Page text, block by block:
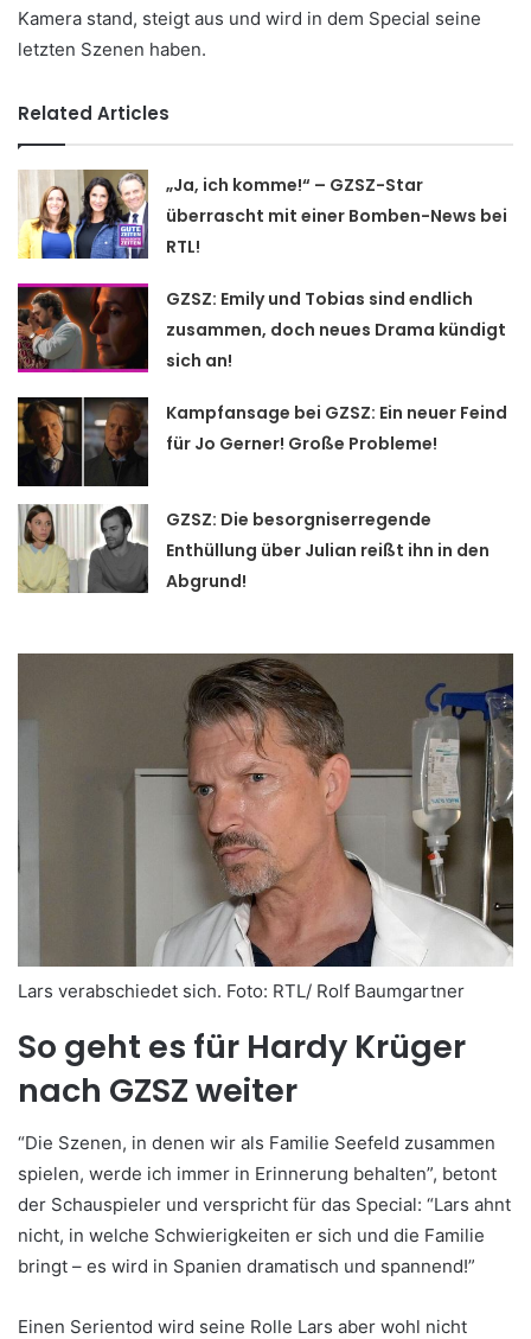
Kamera stand, steigt aus und wird in dem Special seine
letzten Szenen haben.
Related Articles
„Ja, ich komme!“ – GZSZ-Star
überrascht mit einer Bomben-News bei
RTL!
GZSZ: Emily und Tobias sind endlich
zusammen, doch neues Drama kündigt
sich an!
Kampfansage bei GZSZ: Ein neuer Feind
für Jo Gerner! Große Probleme!
GZSZ: Die besorgniserregende
Enthüllung über Julian reißt ihn in den
Abgrund!
Lars verabschiedet sich. Foto: RTL/ Rolf Baumgartner
So geht es für Hardy Krüger
nach GZSZ weiter
“Die Szenen, in denen wir als Familie Seefeld zusammen
spielen, werde ich immer in Erinnerung behalten”, betont
der Schauspieler und verspricht für das Special: “Lars ahnt
nicht, in welche Schwierigkeiten er sich und die Familie
bringt – es wird in Spanien dramatisch und spannend!”
Einen Serientod wird seine Rolle Lars aber wohl nicht